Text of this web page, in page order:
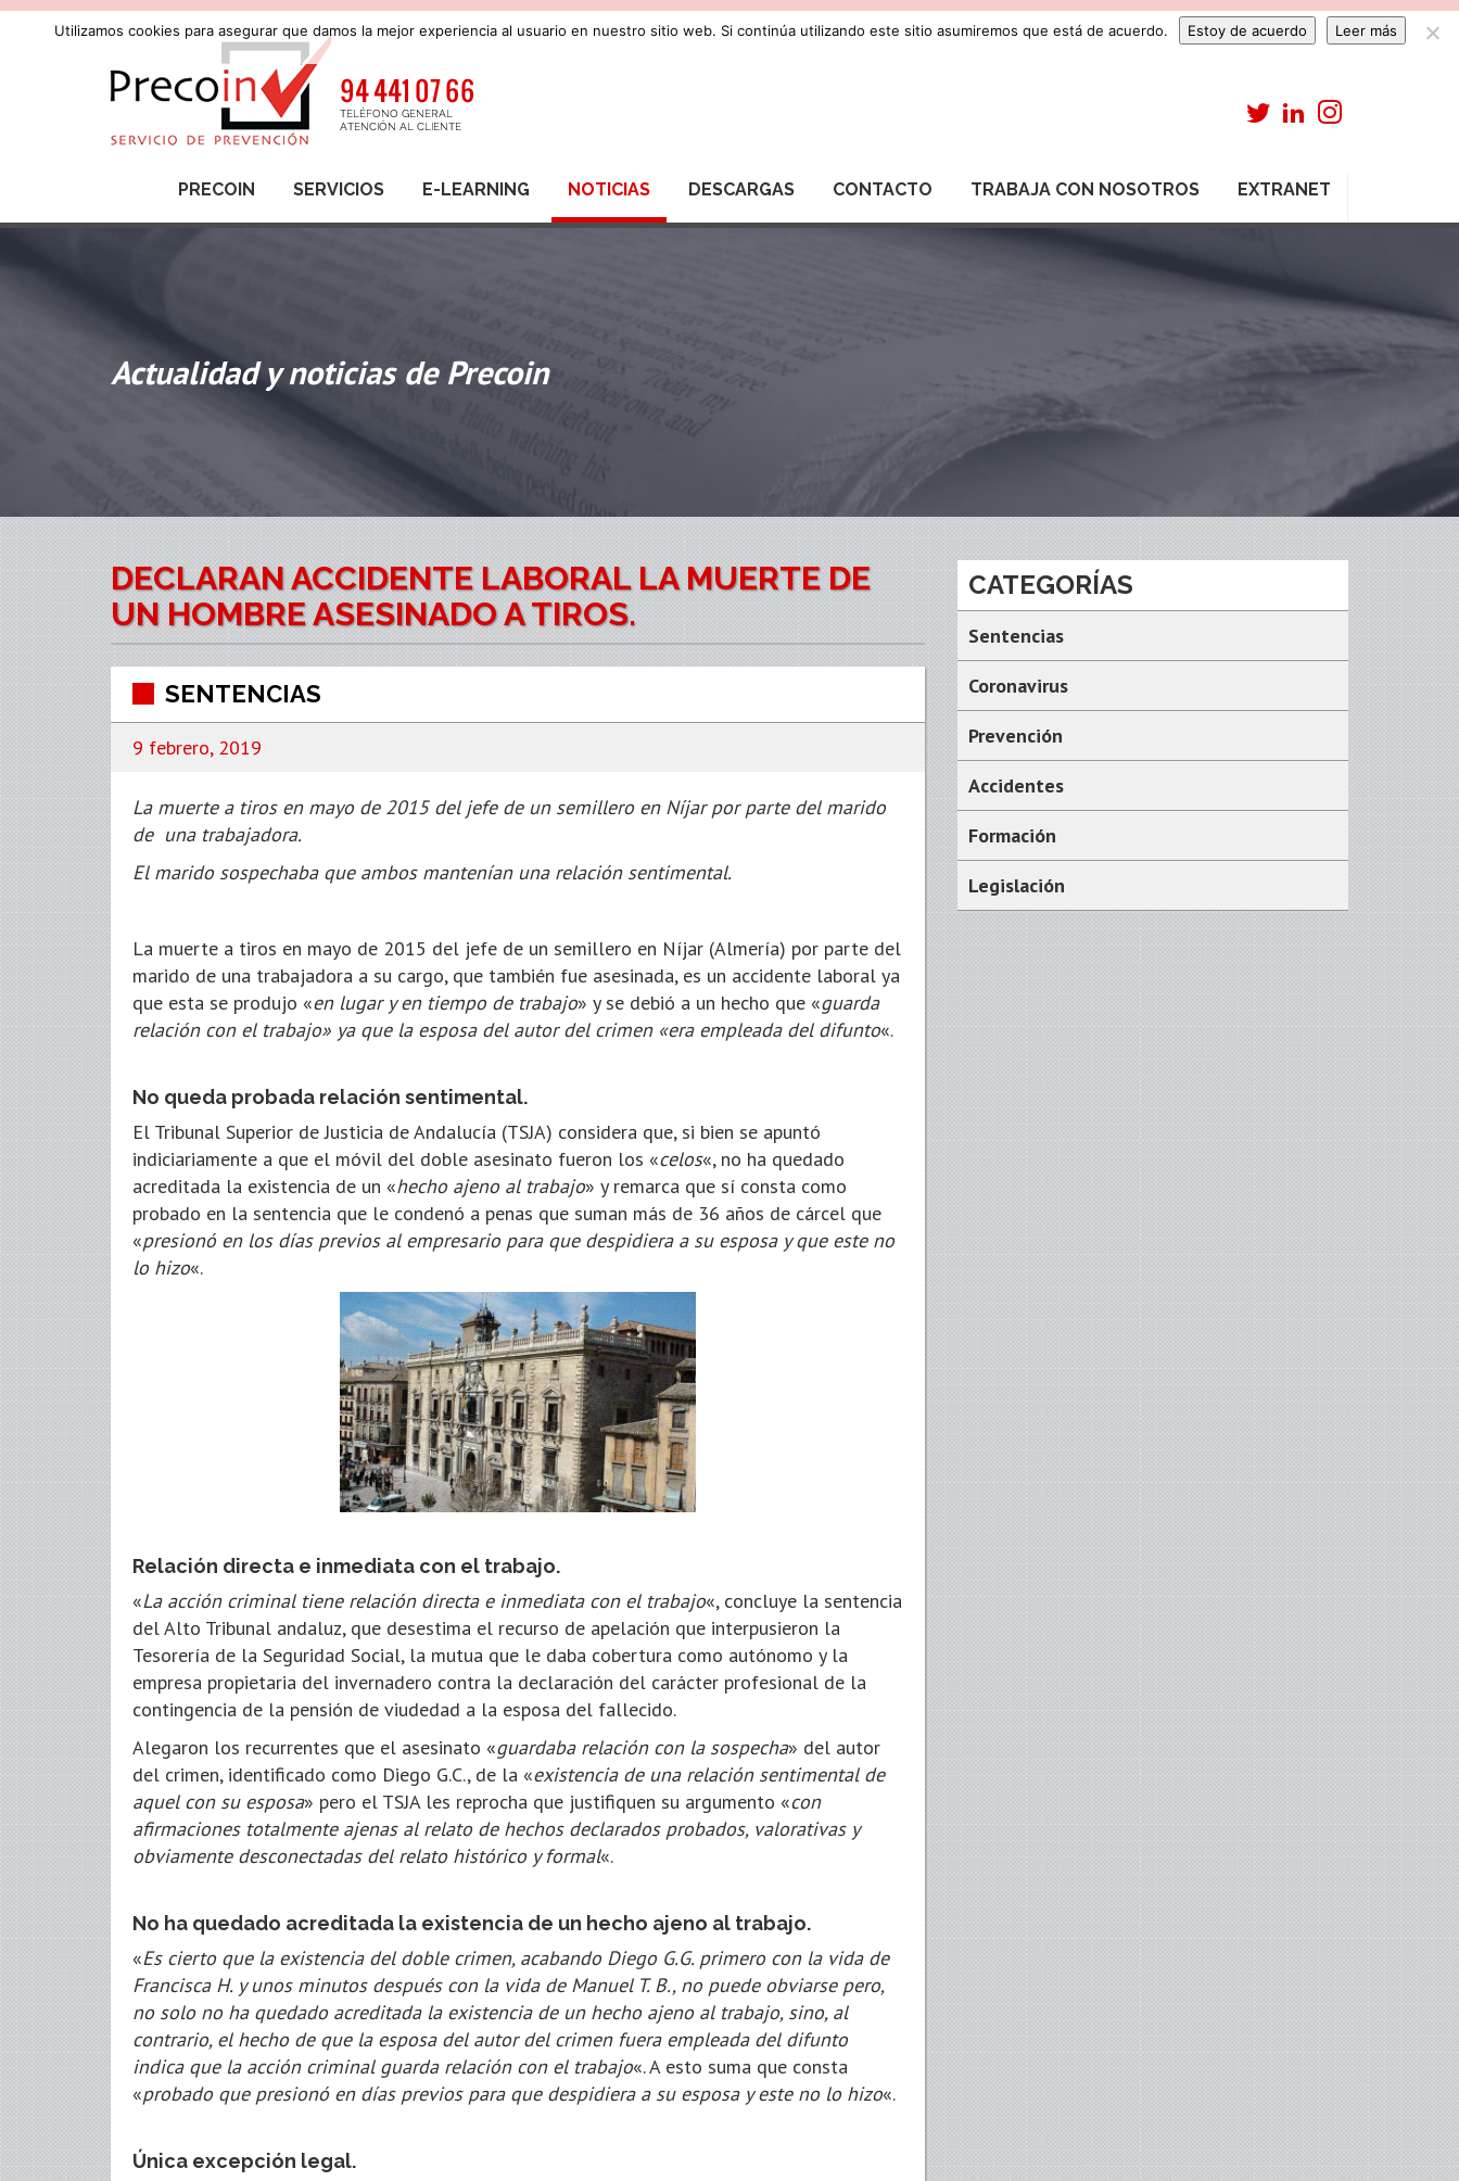
PRECOIN SERVICIOS E-LEARNING NOTICIAS DESCARGAS CONTACTO TRABAJA CON NOSOTROS EXTRANET
Actualidad y noticias de Precoin
DECLARAN ACCIDENTE LABORAL LA MUERTE DE
UN HOMBRE ASESINADO A TIROS.
SENTENCIAS
9 febrero, 2019
La muerte a tiros en mayo de 2015 del jefe de un semillero en Níjar por parte del marido
de una trabajadora.
El marido sospechaba que ambos mantenían una relación sentimental.
La muerte a tiros en mayo de 2015 del jefe de un semillero en Níjar (Almería) por parte del
marido de una trabajadora a su cargo, que también fue asesinada, es un accidente laboral ya
que esta se produjo «en lugar y en tiempo de trabajo» y se debió a un hecho que «guarda
relación con el trabajo» ya que la esposa del autor del crimen «era empleada del difunto«.
No queda probada relación sentimental.
El Tribunal Superior de Justicia de Andalucía (TSJA) considera que, si bien se apuntó
indiciariamente a que el móvil del doble asesinato fueron los «celos«, no ha quedado
acreditada la existencia de un «hecho ajeno al trabajo» y remarca que sí consta como
probado en la sentencia que le condenó a penas que suman más de 36 años de cárcel que
«presionó en los días previos al empresario para que despidiera a su esposa y que este no
lo hizo«.
Relación directa e inmediata con el trabajo.
«La acción criminal tiene relación directa e inmediata con el trabajo«, concluye la sentencia
del Alto Tribunal andaluz, que desestima el recurso de apelación que interpusieron la
Tesorería de la Seguridad Social, la mutua que le daba cobertura como autónomo y la
empresa propietaria del invernadero contra la declaración del carácter profesional de la
contingencia de la pensión de viudedad a la esposa del fallecido.
Alegaron los recurrentes que el asesinato «guardaba relación con la sospecha» del autor
del crimen, identificado como Diego G.C., de la «existencia de una relación sentimental de
aquel con su esposa» pero el TSJA les reprocha que justifiquen su argumento «con
afirmaciones totalmente ajenas al relato de hechos declarados probados, valorativas y
obviamente desconectadas del relato histórico y formal«.
No ha quedado acreditada la existencia de un hecho ajeno al trabajo.
«Es cierto que la existencia del doble crimen, acabando Diego G.G. primero con la vida de
Francisca H. y unos minutos después con la vida de Manuel T. B., no puede obviarse pero,
no solo no ha quedado acreditada la existencia de un hecho ajeno al trabajo, sino, al
contrario, el hecho de que la esposa del autor del crimen fuera empleada del difunto
indica que la acción criminal guarda relación con el trabajo«. A esto suma que consta
«probado que presionó en días previos para que despidiera a su esposa y este no lo hizo«.
Única excepción legal.
CATEGORÍAS
Sentencias
Coronavirus
Prevención
Accidentes
Formación
Legislación
Utilizamos cookies para asegurar que damos la mejor experiencia al usuario en nuestro sitio web. Si continúa utilizando este sitio asumiremos que está de acuerdo. Estoy de acuerdo Leer más